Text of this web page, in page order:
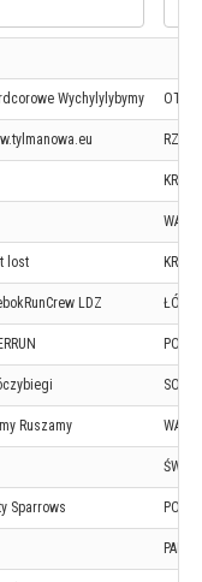
Wychylylybymy
lost
LDZ ŁÓDŹ
Ruszamy
Sparrows